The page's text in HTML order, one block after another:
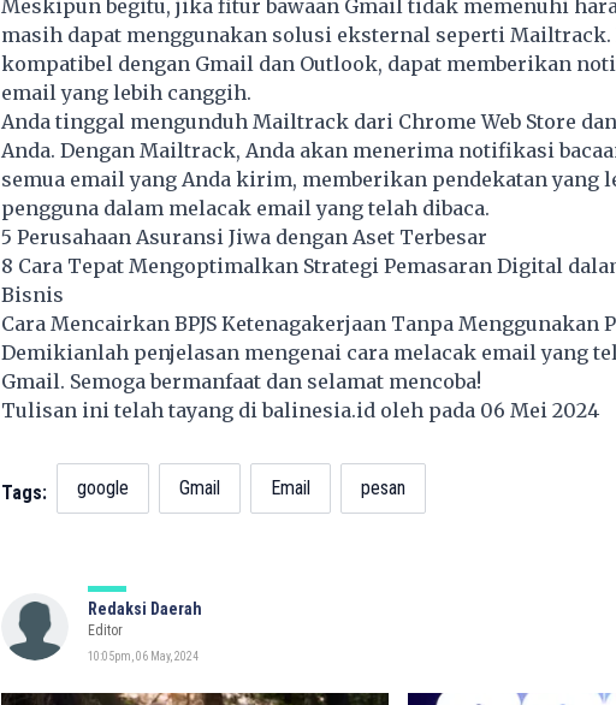
Meskipun begitu, jika fitur bawaan Gmail tidak memenuhi
masih dapat menggunakan solusi eksternal seperti Mailtrack.
kompatibel dengan Gmail dan Outlook, dapat memberikan
email yang lebih canggih.
Anda tinggal mengunduh Mailtrack dari Chrome Web Store
Anda. Dengan Mailtrack, Anda akan menerima notifikasi
semua email yang Anda kirim, memberikan pendekatan yang
pengguna dalam melacak email yang telah dibaca.
5 Perusahaan Asuransi Jiwa dengan Aset Terbesar
8 Cara Tepat Mengoptimalkan Strategi Pemasaran Digital
Bisnis
Cara Mencairkan BPJS Ketenagakerjaan Tanpa Menggunakan
Demikianlah penjelasan mengenai cara melacak email yang
Gmail. Semoga bermanfaat dan selamat mencoba!
Tulisan ini telah tayang dibalinesia.id oleh pada 06 Mei 2024
Tags: google Gmail Email pesan
Redaksi Daerah
Editor
10:05pm, 06 May, 2024